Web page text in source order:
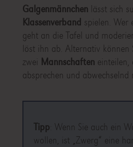
Galgenmännchen lässt sich
Klassenverband spielen. Wer
geht an die Tafel und
löst ihn ab. Alternativ können
zwei
Mannschaften einteilen,
absprechen und abwechselnd
Tipp : Wenn Sie auch ein
wollen, ist „Zwerg“ eine